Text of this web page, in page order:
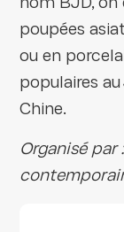
nom BJD, on
poupées
ou en
populaires au
Chine.
Organisé